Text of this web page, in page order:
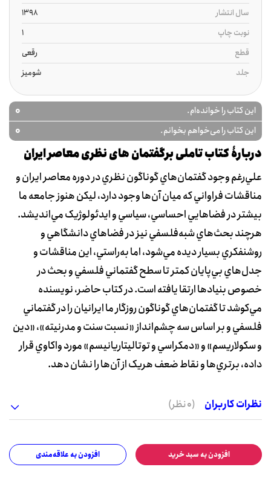
سال انتشار
1398
نوبت چاپ
1
قطع
رقعی
جلد
شومیز
این کتاب را خوانده‌ام. 0
این کتاب را می‌خواهم بخوانم. 0
دربارۀ کتاب تاملی برگفتمان های نظری معاصر ایران
علي‌رغم وجود گفتمان‌هاي گوناگون نظري در دوره معاصر ايران و
مناقشات فراواني که ميان آن‌ها وجود دارد، ليکن هنوز جامعه ما
بيشتر در فضاهايي احساسي، سياسي و ايدئولوژيک مي‌انديشد.
هرچند بحث‌هاي شبه‌فلسفي نيز در فضاهاي دانشگاهي و
روشنفکري بسيار ديده مي‌شود، اما به‌راستي، اين مناقشات و
جدل‌هاي بي‌پايان کمتر تا سطح گفتماني فلسفي و بحث در
خصوص بنيادها ارتقا يافته است. در کتاب حاضر، نويسنده
مي‌کوشد تا گفتمان‌هاي گوناگون روزگار ما ايرانيان را در گفتماني
فلسفي و بر اساس سه چشم‌انداز «نسبت سنت و مدرنيته»، «دين
و سکولاريسم» و «دمکراسي و توتاليتاريانيسم» مورد واکاوي قرار
داده، برتري‌ها و نقاط ضعف هريک از آن‌ها را نشان دهد.
نظرات کاربران (0 نظر)
افزودن به سبد خرید افزودن به علاقه‌مندی